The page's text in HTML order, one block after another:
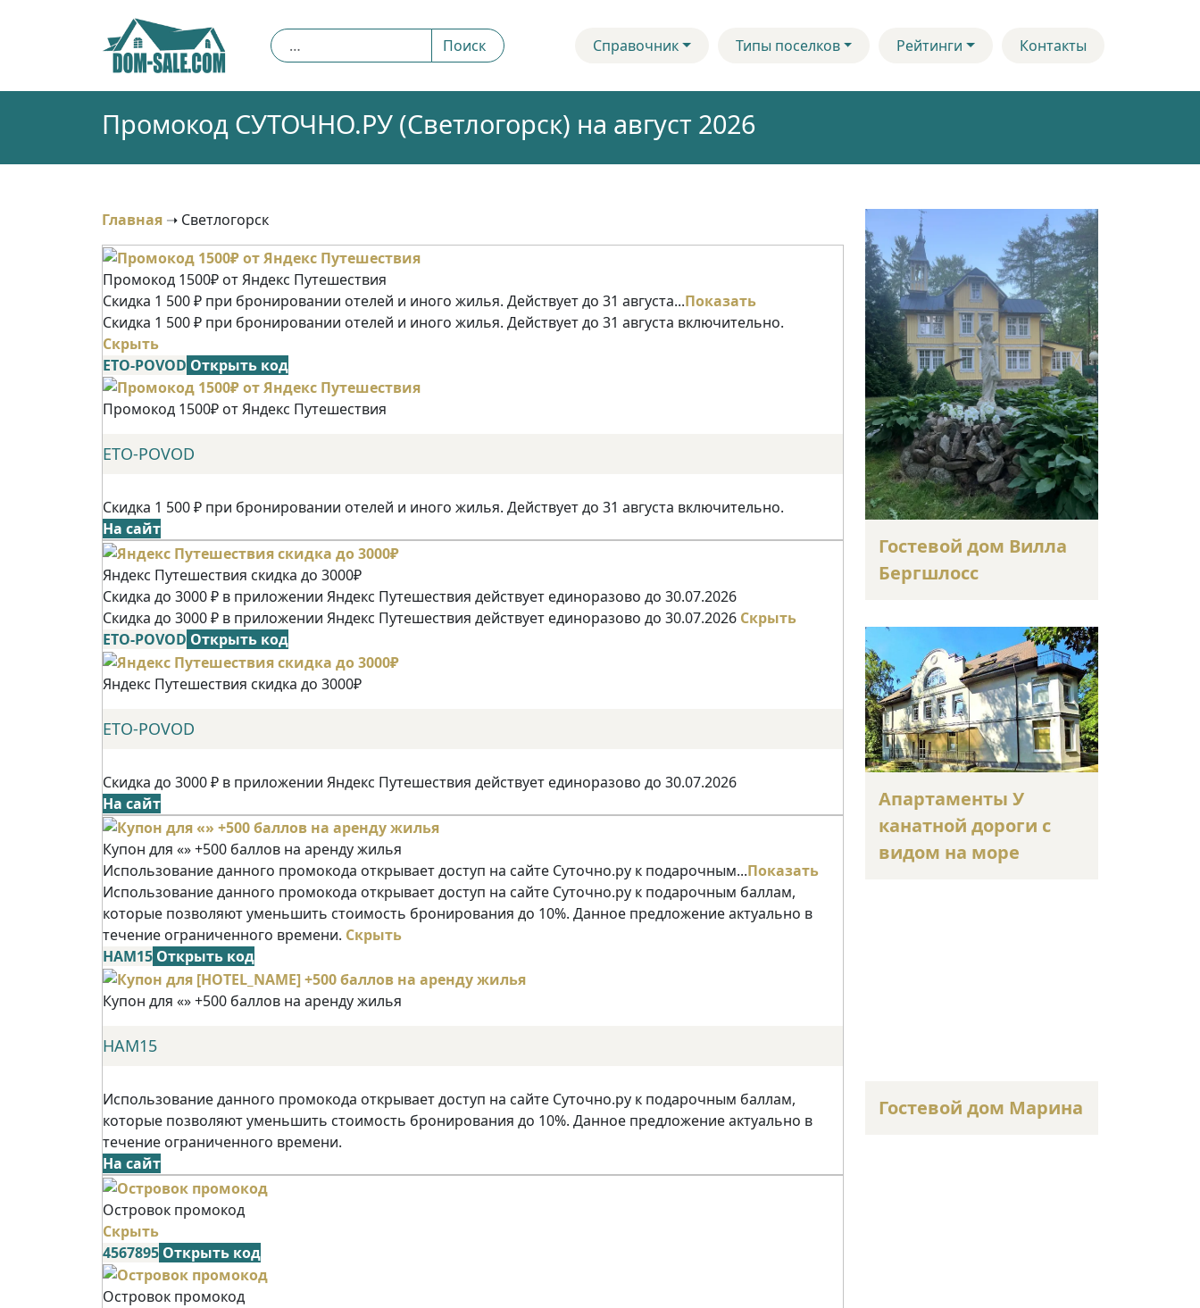
Найти: Поиск Справочник Типы поселков Рейтинги Контакты
Промокод СУТОЧНО.РУ (Светлогорск) на август 2026
Главная ➝ Светлогорск
Промокод 1500₽ от Яндекс Путешествия
Скидка 1 500 ₽ при бронировании отелей и иного жилья. Действует до 31 августа...Показать
Скидка 1 500 ₽ при бронировании отелей и иного жилья. Действует до 31 августа включительно.
Скрыть
ETO-POVOD Открыть код
Промокод 1500₽ от Яндекс Путешествия
ETO-POVOD
Скидка 1 500 ₽ при бронировании отелей и иного жилья. Действует до 31 августа включительно.
На сайт
Яндекс Путешествия скидка до 3000₽
Скидка до 3000 ₽ в приложении Яндекс Путешествия действует единоразово до 30.07.2026
Скидка до 3000 ₽ в приложении Яндекс Путешествия действует единоразово до 30.07.2026 Скрыть
ETO-POVOD Открыть код
Яндекс Путешествия скидка до 3000₽
ETO-POVOD
Скидка до 3000 ₽ в приложении Яндекс Путешествия действует единоразово до 30.07.2026
На сайт
Купон для «» +500 баллов на аренду жилья
Использование данного промокода открывает доступ на сайте Суточно.ру к подарочным...Показать
Использование данного промокода открывает доступ на сайте Суточно.ру к подарочным баллам,
которые позволяют уменьшить стоимость бронирования до 10%. Данное предложение актуально в
течение ограниченного времени. Скрыть
НАМ15 Открыть код
Купон для «» +500 баллов на аренду жилья
НАМ15
Использование данного промокода открывает доступ на сайте Суточно.ру к подарочным баллам,
которые позволяют уменьшить стоимость бронирования до 10%. Данное предложение актуально в
течение ограниченного времени.
На сайт
Островок промокод
Скрыть
4567895 Открыть код
Островок промокод
Гостевой дом Вилла
Бергшлосс
Апартаменты У
канатной дороги с
видом на море
Гостевой дом Марина